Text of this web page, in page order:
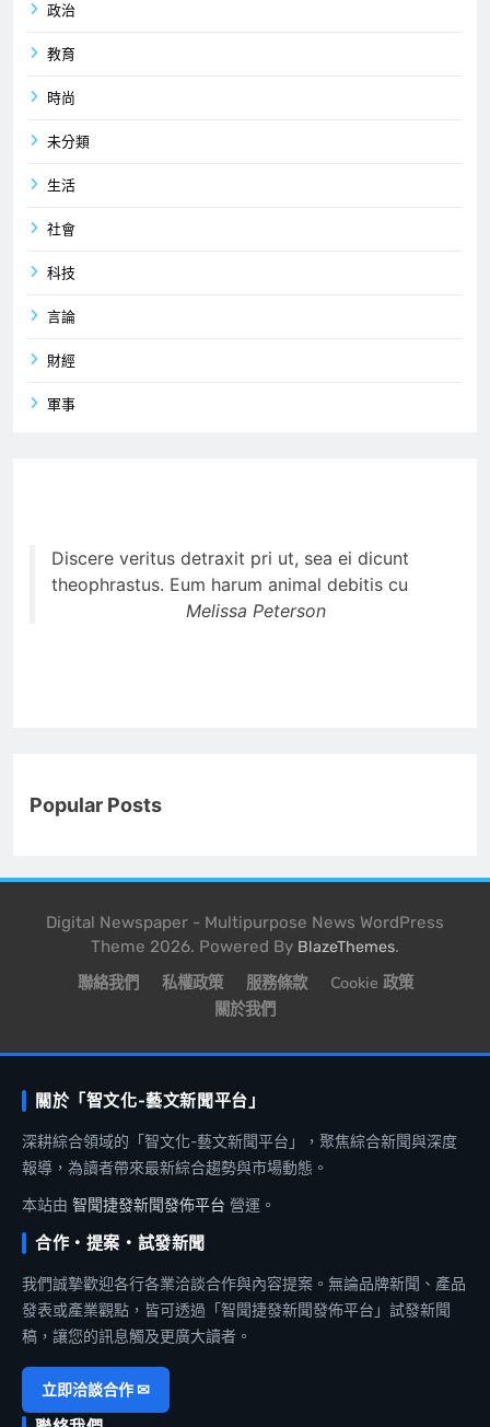
政治
教育
時尚
未分類
生活
社會
科技
言論
財經
軍事
Discere veritus detraxit pri ut, sea ei dicunt
theophrastus. Eum harum animal debitis cu
Melissa Peterson
Popular Posts
Digital Newspaper - Multipurpose News WordPress
Theme 2026. Powered By BlazeThemes.
聯絡我們 私權政策 服務條款
Cookie 政策
關於我們
關於「智文化-藝文新聞平台」
深耕綜合領域的「智文化-藝文新聞平台」，聚焦綜合新聞與深度
報導，為讀者帶來最新綜合趨勢與市場動態。
本站由 智聞捷發新聞發佈平台 營運。
合作・提案・試發新聞
我們誠摯歡迎各行各業洽談合作與內容提案。無論品牌新聞、產品
發表或產業觀點，皆可透過「智聞捷發新聞發佈平台」試發新聞
稿，讓您的訊息觸及更廣大讀者。
立即洽談合作 ✉